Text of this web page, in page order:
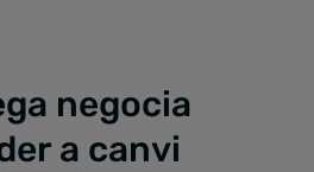
negocia
a canvi